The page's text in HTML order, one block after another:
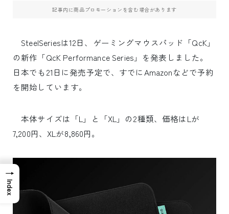
記事内に商品プロモーションを含む場合があります
SteelSeriesは12日、ゲーミングマウスパッド「QcK」
の新作「QcK Performance Series」を発表しました。
日本でも21日に発売予定で、すでにAmazonなどで予約
を開始しています。
本体サイズは「L」と「XL」の2種類、価格はLが
7,200円、XLが8,860円。
→
Index